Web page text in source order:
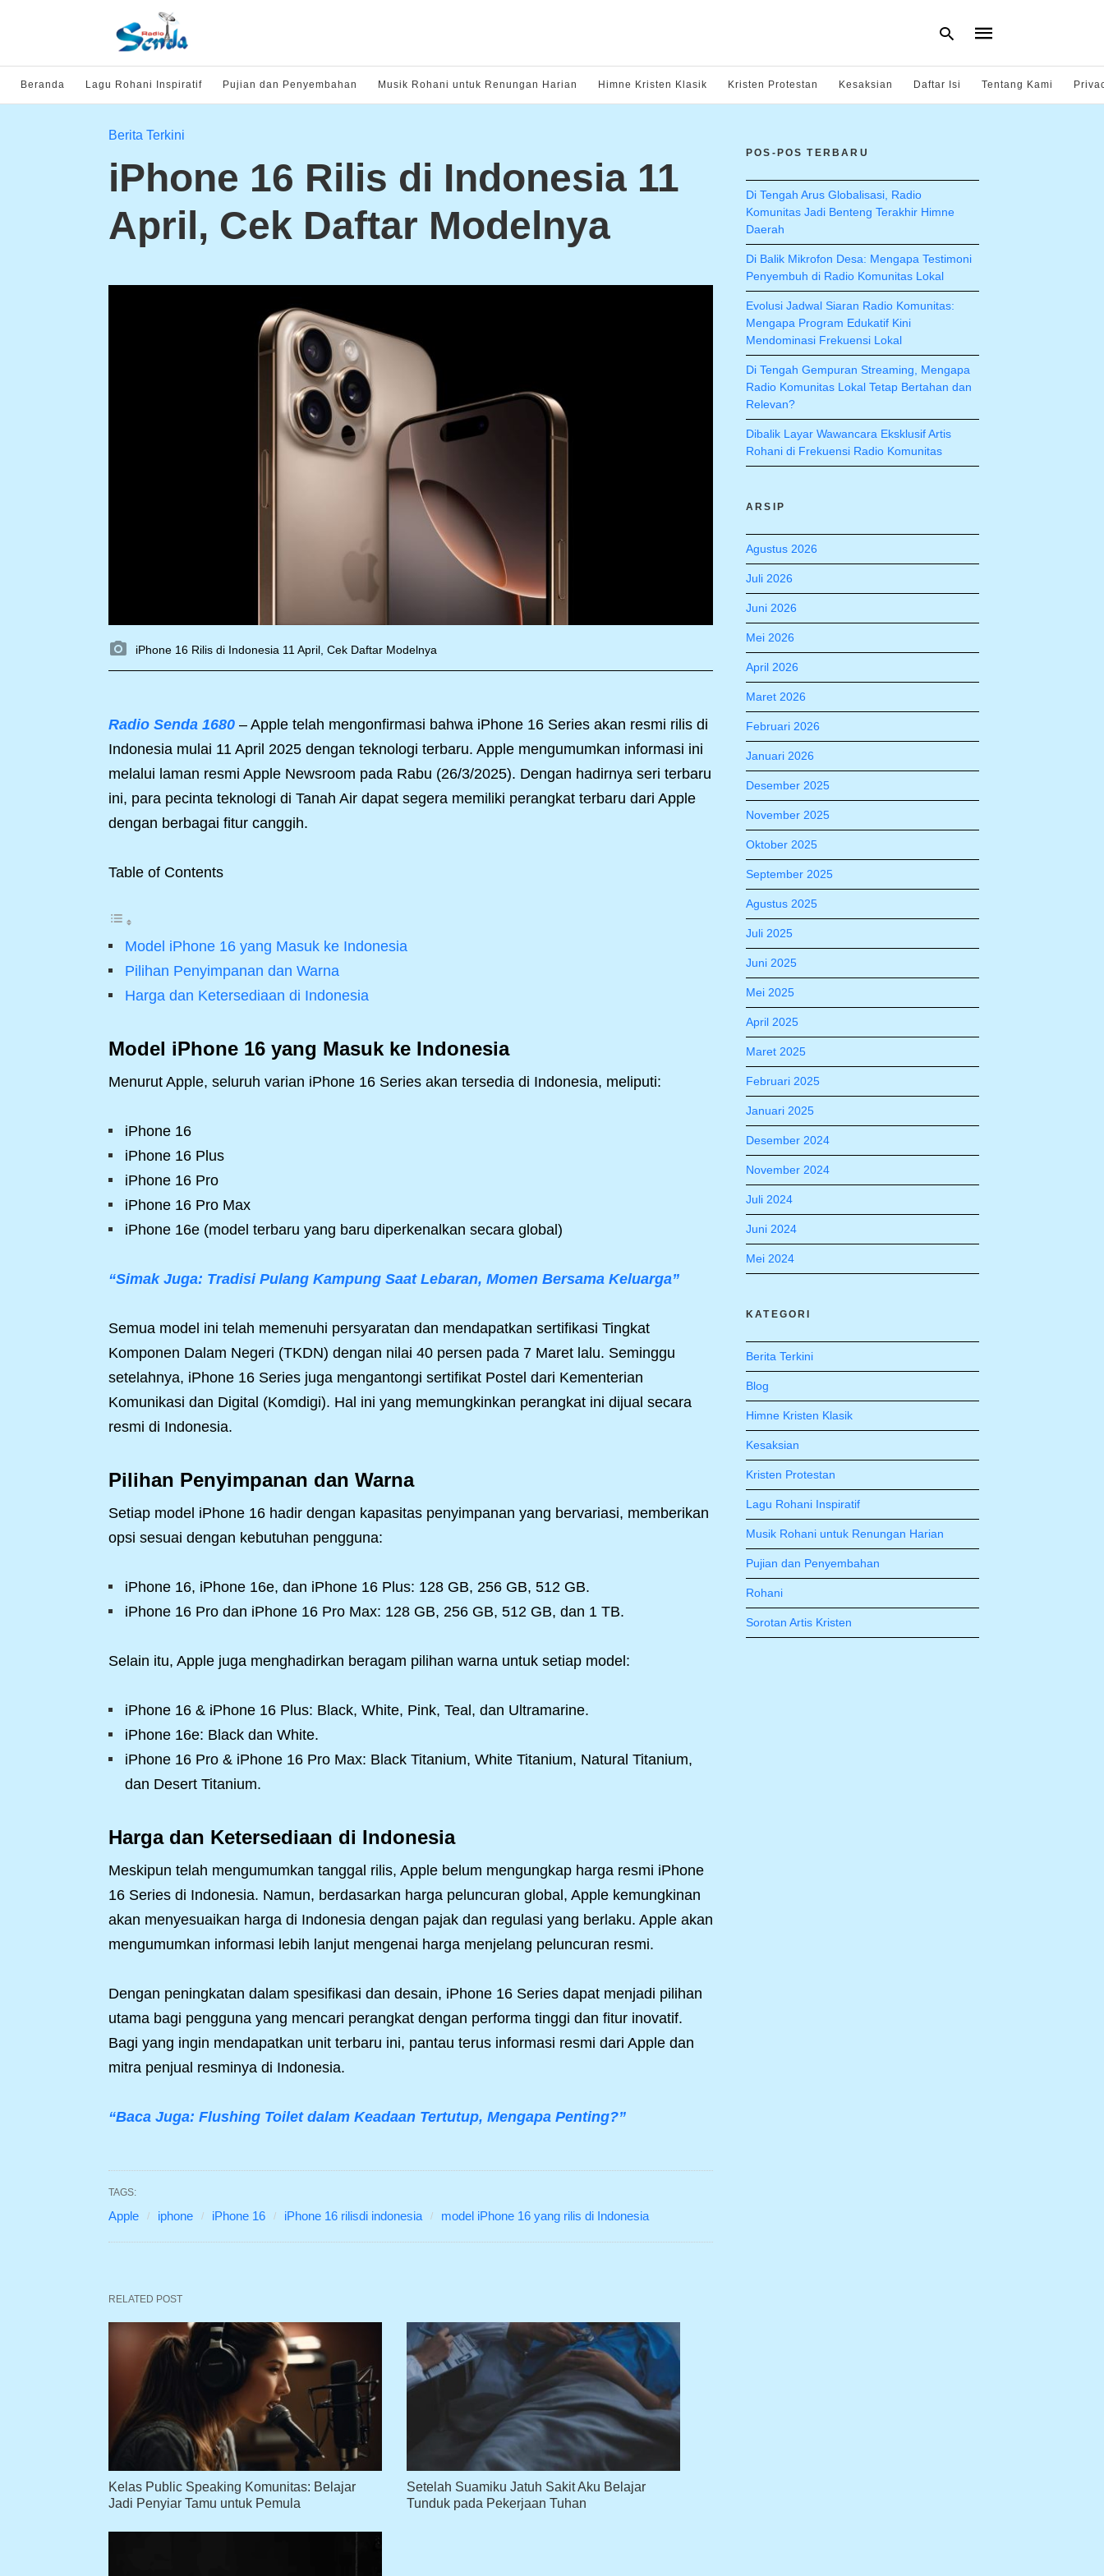
Beranda Lagu Rohani Inspiratif Pujian dan Penyembahan Musik Rohani untuk Renungan Harian Himne Kristen Klasik Kristen Protestan Kesaksian Daftar Isi Tentang Kami
Berita Terkini
iPhone 16 Rilis di Indonesia 11
April, Cek Daftar Modelnya
iPhone 16 Rilis di Indonesia 11 April, Cek Daftar Modelnya
Radio Senda 1680 – Apple telah mengonfirmasi bahwa iPhone 16 Series akan resmi rilis di
Indonesia mulai 11 April 2025 dengan teknologi terbaru. Apple mengumumkan informasi ini
melalui laman resmi Apple Newsroom pada Rabu (26/3/2025). Dengan hadirnya seri terbaru
ini, para pecinta teknologi di Tanah Air dapat segera memiliki perangkat terbaru dari Apple
dengan berbagai fitur canggih.
Table of Contents
Model iPhone 16 yang Masuk ke Indonesia
Pilihan Penyimpanan dan Warna
Harga dan Ketersediaan di Indonesia
Model iPhone 16 yang Masuk ke Indonesia
Menurut Apple, seluruh varian iPhone 16 Series akan tersedia di Indonesia, meliputi:
iPhone 16
iPhone 16 Plus
iPhone 16 Pro
iPhone 16 Pro Max
iPhone 16e (model terbaru yang baru diperkenalkan secara global)
“Simak Juga: Tradisi Pulang Kampung Saat Lebaran, Momen Bersama Keluarga”
Semua model ini telah memenuhi persyaratan dan mendapatkan sertifikasi Tingkat
Komponen Dalam Negeri (TKDN) dengan nilai 40 persen pada 7 Maret lalu. Seminggu
setelahnya, iPhone 16 Series juga mengantongi sertifikat Postel dari Kementerian
Komunikasi dan Digital (Komdigi). Hal ini yang memungkinkan perangkat ini dijual secara
resmi di Indonesia.
Pilihan Penyimpanan dan Warna
Setiap model iPhone 16 hadir dengan kapasitas penyimpanan yang bervariasi, memberikan
opsi sesuai dengan kebutuhan pengguna:
iPhone 16, iPhone 16e, dan iPhone 16 Plus: 128 GB, 256 GB, 512 GB.
iPhone 16 Pro dan iPhone 16 Pro Max: 128 GB, 256 GB, 512 GB, dan 1 TB.
Selain itu, Apple juga menghadirkan beragam pilihan warna untuk setiap model:
iPhone 16 & iPhone 16 Plus: Black, White, Pink, Teal, dan Ultramarine.
iPhone 16e: Black dan White.
iPhone 16 Pro & iPhone 16 Pro Max: Black Titanium, White Titanium, Natural Titanium,
dan Desert Titanium.
Harga dan Ketersediaan di Indonesia
Meskipun telah mengumumkan tanggal rilis, Apple belum mengungkap harga resmi iPhone
16 Series di Indonesia. Namun, berdasarkan harga peluncuran global, Apple kemungkinan
akan menyesuaikan harga di Indonesia dengan pajak dan regulasi yang berlaku. Apple akan
mengumumkan informasi lebih lanjut mengenai harga menjelang peluncuran resmi.
Dengan peningkatan dalam spesifikasi dan desain, iPhone 16 Series dapat menjadi pilihan
utama bagi pengguna yang mencari perangkat dengan performa tinggi dan fitur inovatif.
Bagi yang ingin mendapatkan unit terbaru ini, pantau terus informasi resmi dari Apple dan
mitra penjual resminya di Indonesia.
“Baca Juga: Flushing Toilet dalam Keadaan Tertutup, Mengapa Penting?”
TAGS:
Apple iphone iPhone 16 iPhone 16 rilisdi indonesia model iPhone 16 yang rilis di Indonesia
RELATED POST
Kelas Public Speaking Komunitas: Belajar
Jadi Penyiar Tamu untuk Pemula
Setelah Suamiku Jatuh Sakit Aku Belajar
Tunduk pada Pekerjaan Tuhan
POS-POS TERBARU
Di Tengah Arus Globalisasi, Radio
Komunitas Jadi Benteng Terakhir Himne
Daerah
Di Balik Mikrofon Desa: Mengapa Testimoni
Penyembuh di Radio Komunitas Lokal
Evolusi Jadwal Siaran Radio Komunitas:
Mengapa Program Edukatif Kini
Mendominasi Frekuensi Lokal
Di Tengah Gempuran Streaming, Mengapa
Radio Komunitas Lokal Tetap Bertahan dan
Relevan?
Dibalik Layar Wawancara Eksklusif Artis
Rohani di Frekuensi Radio Komunitas
ARSIP
Agustus 2026
Juli 2026
Juni 2026
Mei 2026
April 2026
Maret 2026
Februari 2026
Januari 2026
Desember 2025
November 2025
Oktober 2025
September 2025
Agustus 2025
Juli 2025
Juni 2025
Mei 2025
April 2025
Maret 2025
Februari 2025
Januari 2025
Desember 2024
November 2024
Juli 2024
Juni 2024
Mei 2024
KATEGORI
Berita Terkini
Blog
Himne Kristen Klasik
Kesaksian
Kristen Protestan
Lagu Rohani Inspiratif
Musik Rohani untuk Renungan Harian
Pujian dan Penyembahan
Rohani
Sorotan Artis Kristen